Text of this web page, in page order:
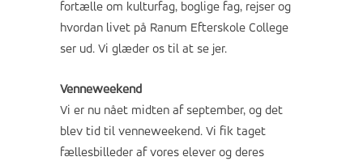
fortælle om kulturfag, boglige fag, rejser og
hvordan livet på Ranum Efterskole College
ser ud. Vi glæder os til at se jer.
Venneweekend
Vi er nu nået midten af september, og det
blev tid til venneweekend. Vi fik taget
fællesbilleder af vores elever og deres